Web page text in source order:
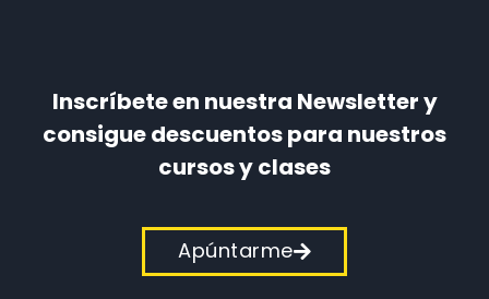
Inscríbete en nuestra Newsletter y
consigue descuentos para nuestros
cursos y clases
Apúntarme